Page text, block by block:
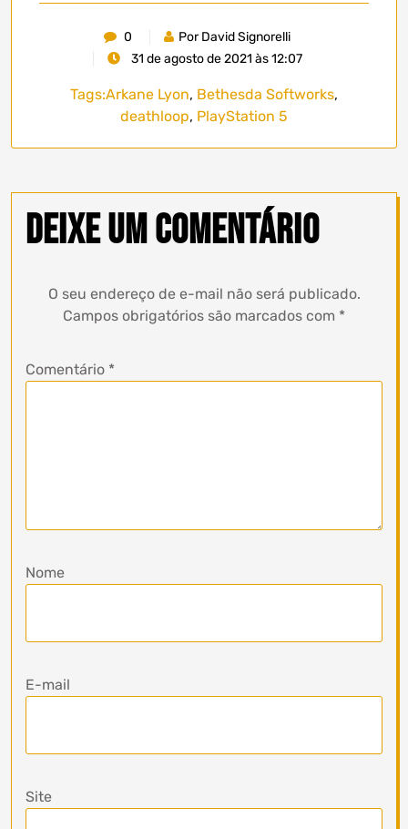
0
Por David Signorelli
31 de agosto de 2021 às 12:07
Tags:Arkane Lyon, Bethesda Softworks,
deathloop, PlayStation 5
Deixe um comentário
O seu endereço de e-mail não será publicado.
Campos obrigatórios são marcados com *
Comentário *
Nome
E-mail
Site